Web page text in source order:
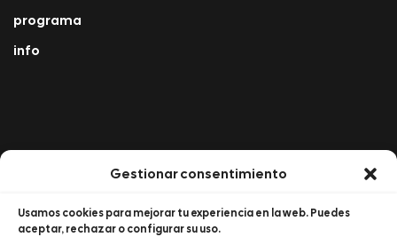
Gestionar consentimiento
Usamos cookies para mejorar tu experiencia en la web. Puedes
aceptar, rechazar o configurar su uso.
programa
info